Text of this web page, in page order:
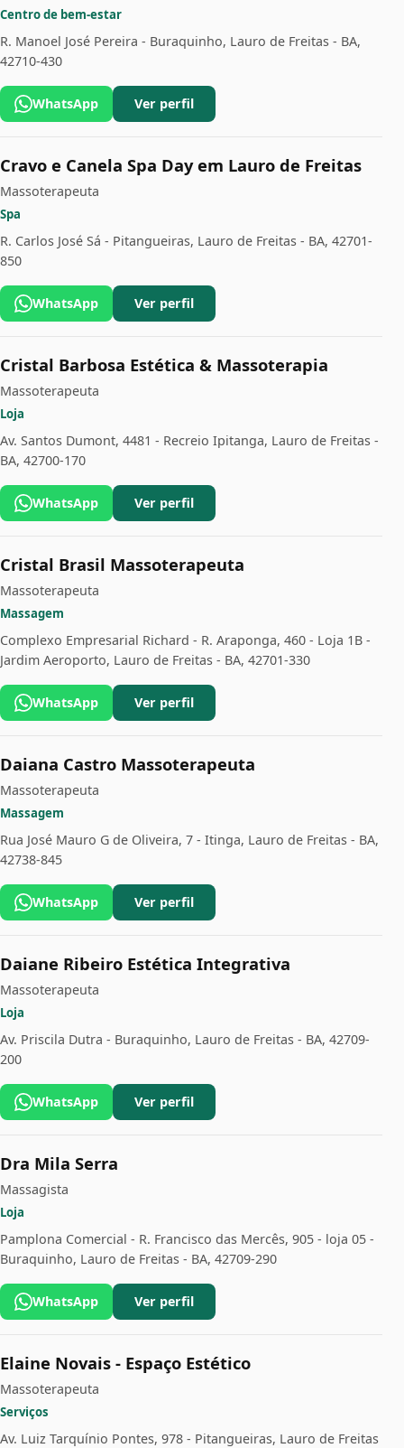
Centro de bem-estar
R. Manoel José Pereira - Buraquinho, Lauro de Freitas - BA,
42710-430
WhatsApp Ver perfil
Cravo e Canela Spa Day em Lauro de Freitas
Massoterapeuta
Spa
R. Carlos José Sá - Pitangueiras, Lauro de Freitas - BA, 42701-
850
WhatsApp Ver perfil
Cristal Barbosa Estética & Massoterapia
Massoterapeuta
Loja
Av. Santos Dumont, 4481 - Recreio Ipitanga, Lauro de Freitas -
BA, 42700-170
WhatsApp Ver perfil
Cristal Brasil Massoterapeuta
Massoterapeuta
Massagem
Complexo Empresarial Richard - R. Araponga, 460 - Loja 1B -
Jardim Aeroporto, Lauro de Freitas - BA, 42701-330
WhatsApp Ver perfil
Daiana Castro Massoterapeuta
Massoterapeuta
Massagem
Rua José Mauro G de Oliveira, 7 - Itinga, Lauro de Freitas - BA,
42738-845
WhatsApp Ver perfil
Daiane Ribeiro Estética Integrativa
Massoterapeuta
Loja
Av. Priscila Dutra - Buraquinho, Lauro de Freitas - BA, 42709-
200
WhatsApp Ver perfil
Dra Mila Serra
Massagista
Loja
Pamplona Comercial - R. Francisco das Mercês, 905 - loja 05 -
Buraquinho, Lauro de Freitas - BA, 42709-290
WhatsApp Ver perfil
Elaine Novais - Espaço Estético
Massoterapeuta
Serviços
Av. Luiz Tarquínio Pontes, 978 - Pitangueiras, Lauro de Freitas